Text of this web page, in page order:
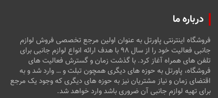
درباره ما
فروشگاه اینترنتی پاورتل به عنوان اولین مرجع تخصصی فروش لوازم
جانبی فعالیت خود را از سال ۹۸ با هدف ارائه انواع لوازم جانبی برای
تلفن های همراه آغاز کرد. با گذشت زمان و گسترش فعالیت های
فروشگاه، پاورتل به حوزه های دیگری همچون تبلت و … وارد شد و به
اقتضای زمان و نیاز مشتریان نیز به حوزه های دیگری که وجود یک مرجع
برای تهیه لوازم جانبی آن ضروری باشد وارد خواهد شد.